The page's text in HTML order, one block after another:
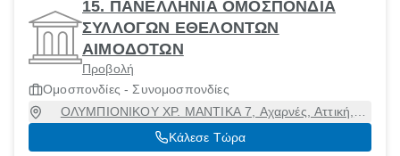
15. ΠΑΝΕΛΛΗΝΙΑ ΟΜΟΣΠΟΝΔΙΑ
ΣΥΛΛΟΓΩΝ ΕΘΕΛΟΝΤΩΝ
ΑΙΜΟΔΟΤΩΝ
Προβολή
Ομοσπονδίες - Συνομοσπονδίες
ΟΛΥΜΠΙΟΝΙΚΟΥ ΧΡ. ΜΑΝΤΙΚΑ 7, Αχαρνές, Αττική,
13672
Κάλεσε Τώρα